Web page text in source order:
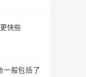
快些
一般包括了